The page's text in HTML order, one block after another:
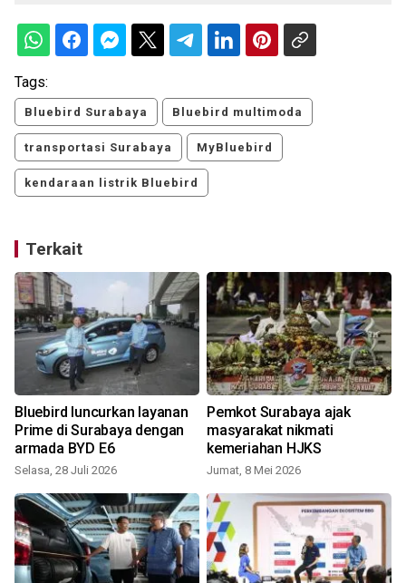
Tags:
Bluebird Surabaya Bluebird multimoda
transportasi Surabaya MyBluebird
kendaraan listrik Bluebird
Terkait
Bluebird luncurkan layanan
Prime di Surabaya dengan
armada BYD E6
Selasa, 28 Juli 2026
Pemkot Surabaya ajak
masyarakat nikmati
kemeriahan HJKS
Jumat, 8 Mei 2026